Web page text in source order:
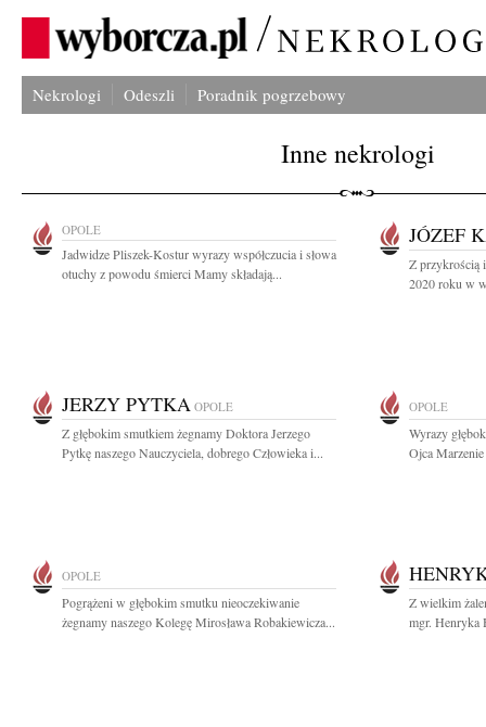
Nekrologi Odeszli Poradnik pogrzebowy
Inne nekrologi
OPOLE
Jadwidze Pliszek-Kostur wyrazy współczucia i słowa
otuchy z powodu śmierci Mamy składają...
JÓZEF
Z przykrością
2020 roku w
JERZY PYTKA OPOLE
Z głębokim smutkiem żegnamy Doktora Jerzego
Pytkę naszego Nauczyciela, dobrego Człowieka i...
OPOLE
Wyrazy
Ojca
OPOLE
Pogrążeni w głębokim smutku nieoczekiwanie
żegnamy naszego Kolegę Mirosława Robakiewicza...
Z wielkim
mgr. Henryka